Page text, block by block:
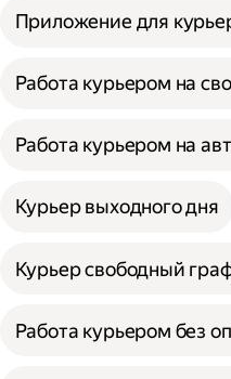
Приложение для
Работа курьером на
Работа курьером на
Курьер выходного дня
Курьер свободный
Работа курьером без